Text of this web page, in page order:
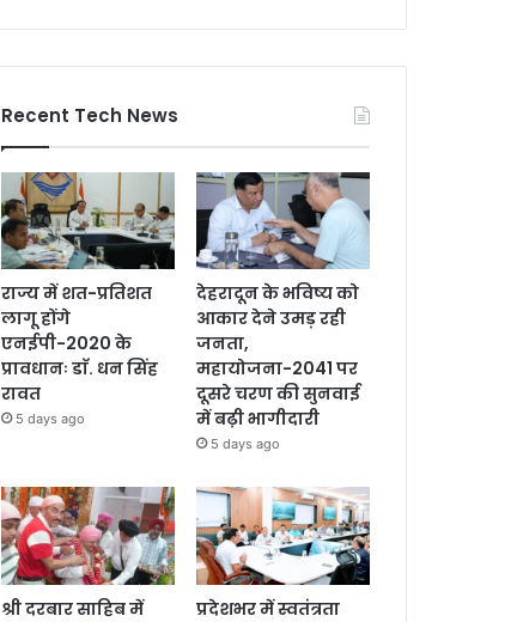
Recent Tech News
राज्य में शत-प्रतिशत
लागू होंगे
एनईपी-2020 के
प्रावधानः डाॅ. धन सिंह
रावत
5 days ago
देहरादून के भविष्य को
आकार देने उमड़ रही
जनता,
महायोजना-2041 पर
दूसरे चरण की सुनवाई
में बढ़ी भागीदारी
5 days ago
श्री दरबार साहिब में प्रदेशभर में स्वतंत्रता